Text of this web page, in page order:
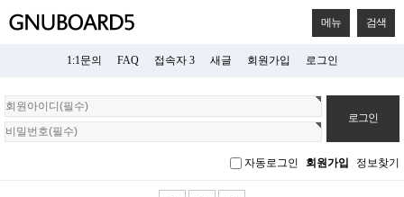
메뉴 검색
1:1문의 FAQ 접속자 3 새글 회원가입 로그인
회
원
로
자동로그인 회원가입 정보찾기